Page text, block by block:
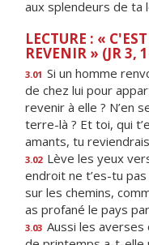
aux splendeurs de ta
LECTURE : «
REVENIR » (JR 3,
3.01 Si un homme
de chez lui pour
revenir à elle ? N’en
terre-là ? Et toi, qui
amants, tu
3.02 Lève les yeux
endroit ne t’es-tu
sur les chemins,
as profané le pays
3.03 Aussi les